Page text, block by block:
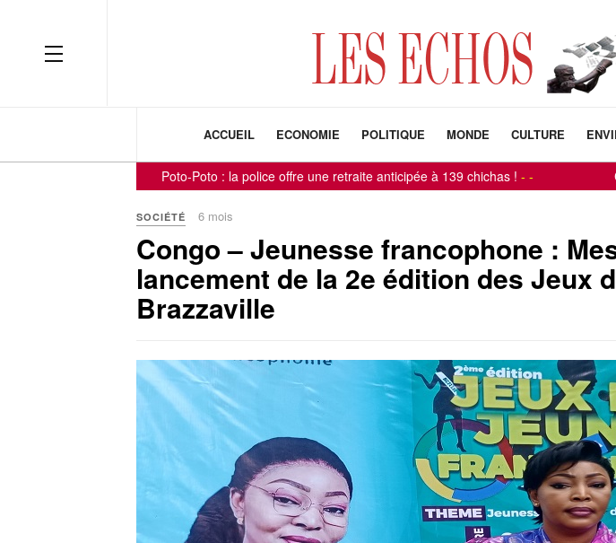
ACCUEIL ECONOMIE POLITIQUE MONDE CULTURE
Poto-Poto : la police offre une retraite anticipée à 139 chichas ! - - Congo –
SOCIÉTÉ 6 mois
Congo – Jeunesse francophone :
lancement de la 2e édition des Jeux
Brazzaville